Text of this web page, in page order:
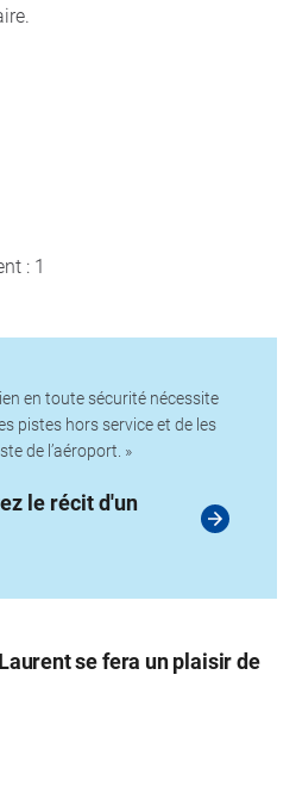
: 1
en toute sécurité nécessite
pistes hors service et de les
de l’aéroport. »
le récit d'un
se fera un plaisir de